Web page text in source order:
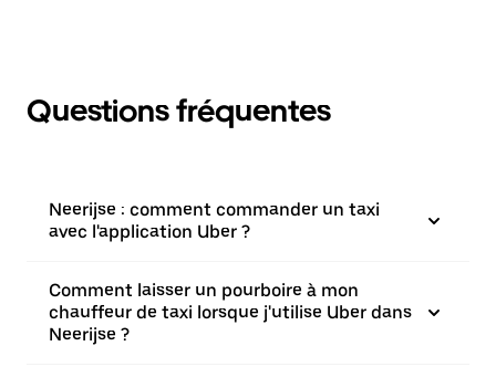
Questions fréquentes
Neerijse : comment commander un taxi
avec l'application Uber ?
Comment laisser un pourboire à mon
chauffeur de taxi lorsque j'utilise Uber dans
Neerijse ?